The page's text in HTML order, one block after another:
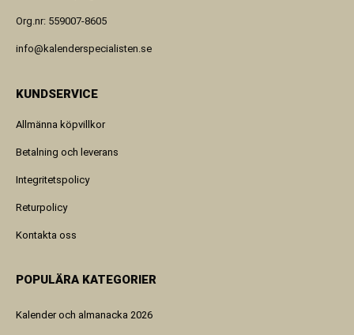
Org.nr: 559007-8605
info@kalenderspecialisten.se
KUNDSERVICE
Allmänna köpvillkor
Betalning och leverans
Integritetspolicy
Returpolicy
Kontakta oss
POPULÄRA KATEGORIER
Kalender och almanacka 2026